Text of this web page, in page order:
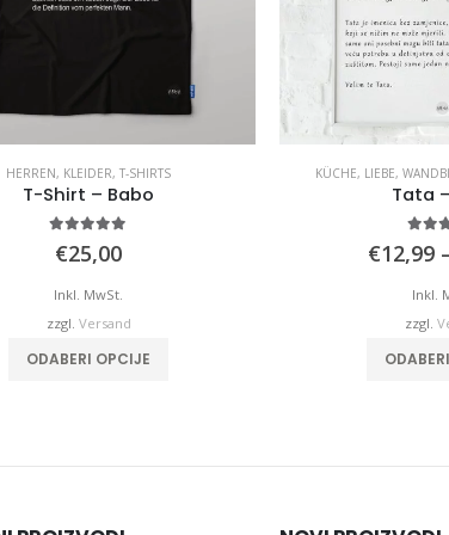
HERREN, KLEIDER, T-SHIRTS
T-Shirt – Babo
€25,00
Inkl. MwSt.
zzgl. Versand
ODABERI OPCIJE
KÜCHE, LIEBE,
Tata
€12,99
Inkl.
zzgl.